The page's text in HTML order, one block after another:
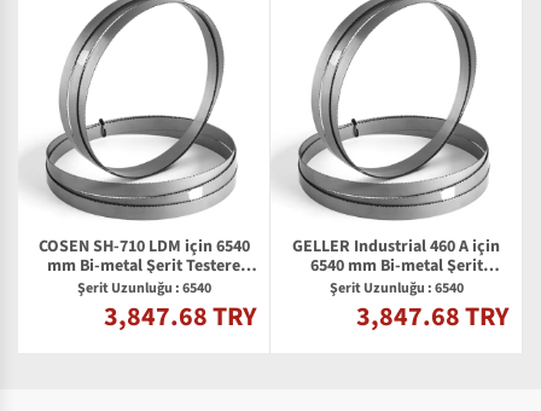
COSEN SH-710 LDM için 6540
mm Bi-metal Şerit Testere
Bıçağı
Şerit Uzunluğu : 6540
3,847.68 TRY
GELLER Industrial 460 A için
6540 mm Bi-metal Şerit
Testere Bıçağı
Şerit Uzunluğu : 6540
3,847.68 TRY